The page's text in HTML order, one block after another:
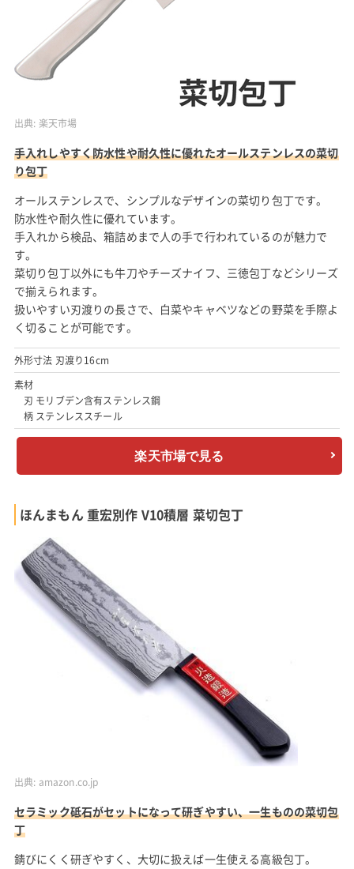
出典: 楽天市場
手入れしやすく防水性や耐久性に優れたオールステンレスの菜切
り包丁
オールステンレスで、シンプルなデザインの菜切り包丁です。
防水性や耐久性に優れています。
手入れから検品、箱詰めまで人の手で行われているのが魅力で
す。
菜切り包丁以外にも牛刀やチーズナイフ、三徳包丁などシリーズ
で揃えられます。
扱いやすい刃渡りの長さで、白菜やキャベツなどの野菜を手際よ
く切ることが可能です。
外形寸法 刃渡り16cm
素材
刃 モリブデン含有ステンレス鋼
柄 ステンレススチール
楽天市場で見る
ほんまもん 重宏別作 V10積層 菜切包丁
出典: amazon.co.jp
セラミック砥石がセットになって研ぎやすい、一生ものの菜切包
丁
錆びにくく研ぎやすく、大切に扱えば一生使える高級包丁。